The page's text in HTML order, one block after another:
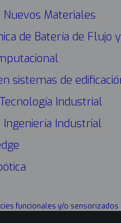
Materiales
de Batería de Flujo
sistemas de
Industrial
Industrial
funcionales y/o